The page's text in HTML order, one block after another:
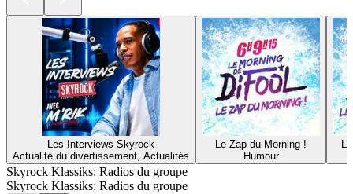
Les Interviews Skyrock
Actualité du divertissement, Actualités
Le Zap du Morning !
Humour
Skyrock Klassiks: Radios du groupe
Skyrock Klassiks: Radios du groupe